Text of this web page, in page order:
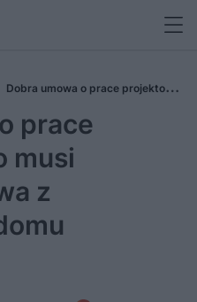
Dobra umowa o prace projektowe.
domu
prace
musi
z